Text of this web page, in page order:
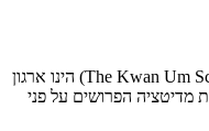
בית הספר לזן – "קואן אום" (The Kwan Um School of Zen) הינו ארגון
מדיטציה הפרושים על פני